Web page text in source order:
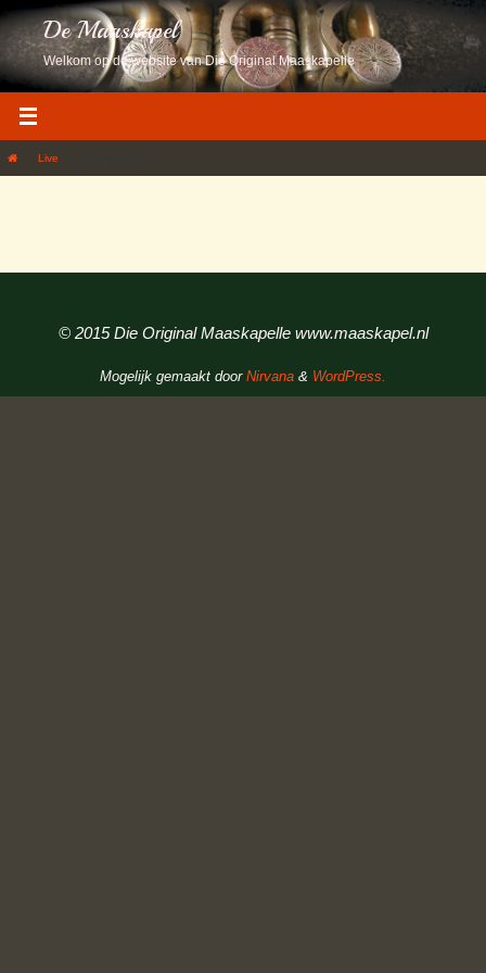
inhoud
De Maaskapel
Welkom op de website van Die Original Maaskapelle
HomeLive
© 2015 Die Original Maaskapelle www.maaskapel.nl
Mogelijk gemaakt door Nirvana & WordPress.